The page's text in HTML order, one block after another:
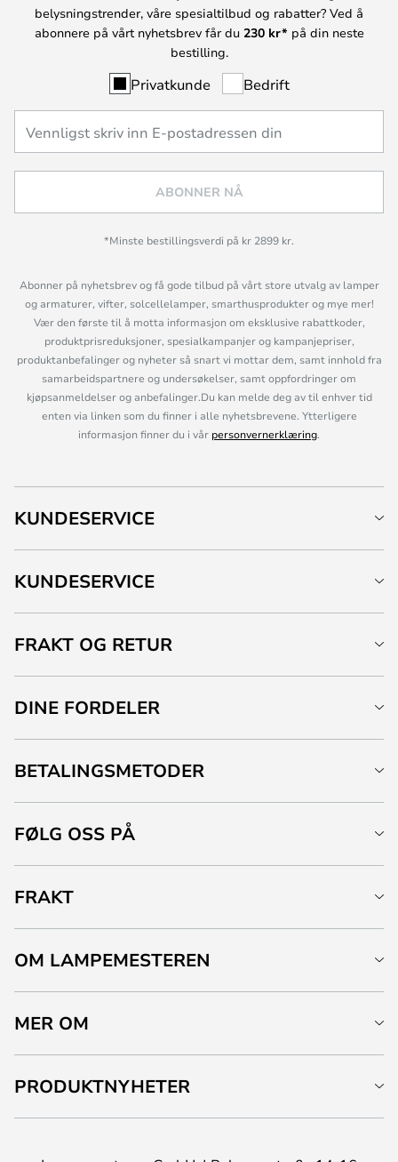
belysningstrender, våre spesialtilbud og rabatter? Ved å
abonnere på vårt nyhetsbrev får du 230 kr* på din neste
bestilling.
Privatkunde Bedrift
ABONNER NÅ
*Minste bestillingsverdi på kr 2899 kr.
Abonner på nyhetsbrev og få gode tilbud på vårt store utvalg av lamper
og armaturer, vifter, solcellelamper, smarthusprodukter og mye mer!
Vær den første til å motta informasjon om eksklusive rabattkoder,
produktprisreduksjoner, spesialkampanjer og kampanjepriser,
produktanbefalinger og nyheter så snart vi mottar dem, samt innhold fra
samarbeidspartnere og undersøkelser, samt oppfordringer om
kjøpsanmeldelser og anbefalinger.Du kan melde deg av til enhver tid
enten via linken som du finner i alle nyhetsbrevene. Ytterligere
informasjon finner du i vår personvernerklæring.
KUNDESERVICE
KUNDESERVICE
FRAKT OG RETUR
DINE FORDELER
BETALINGSMETODER
FØLG OSS PÅ
FRAKT
OM LAMPEMESTEREN
MER OM
PRODUKTNYHETER